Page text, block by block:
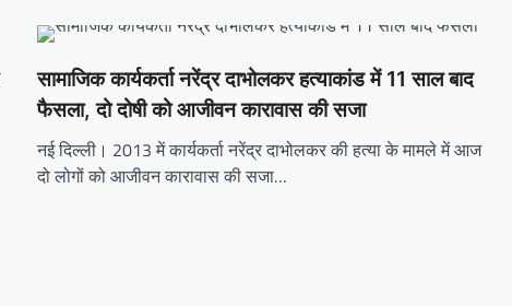
सामाजिक कार्यकर्ता नरेंद्र दाभोलकर हत्याकांड में 11 साल बाद
फैसला, दो दोषी को आजीवन कारावास की सजा
नई दिल्ली। 2013 में कार्यकर्ता नरेंद्र दाभोलकर की हत्या के मामले में आज
दो लोगों को आजीवन कारावास की सजा…